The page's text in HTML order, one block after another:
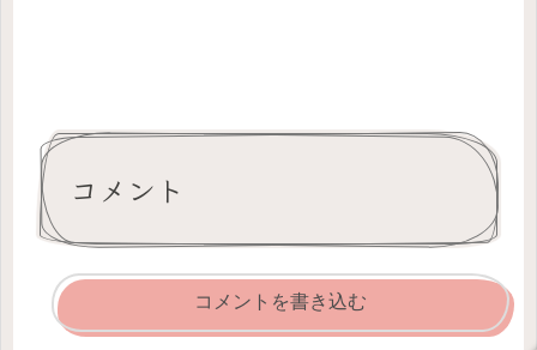
コメント
コメントを書き込む